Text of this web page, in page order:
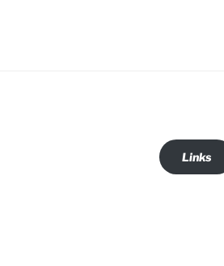
Links